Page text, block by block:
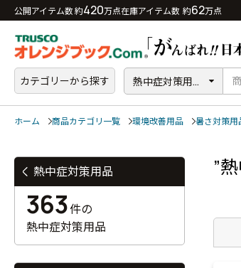
公開アイテム数 約420万点在庫アイテム数 約62万点
カテゴリーから探す 熱中症対策用...
ホーム 商品カテゴリ一覧 環境改善用品 暑さ対策用
”
熱中症対策用品
363件の
熱中症対策用品